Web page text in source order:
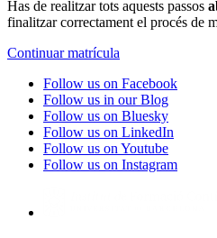
Has de realitzar tots aquests passos
finalitzar correctament el procés de
Continuar matrícula
Follow us on Facebook
Follow us in our Blog
Follow us on Bluesky
Follow us on LinkedIn
Follow us on Youtube
Follow us on Instagram